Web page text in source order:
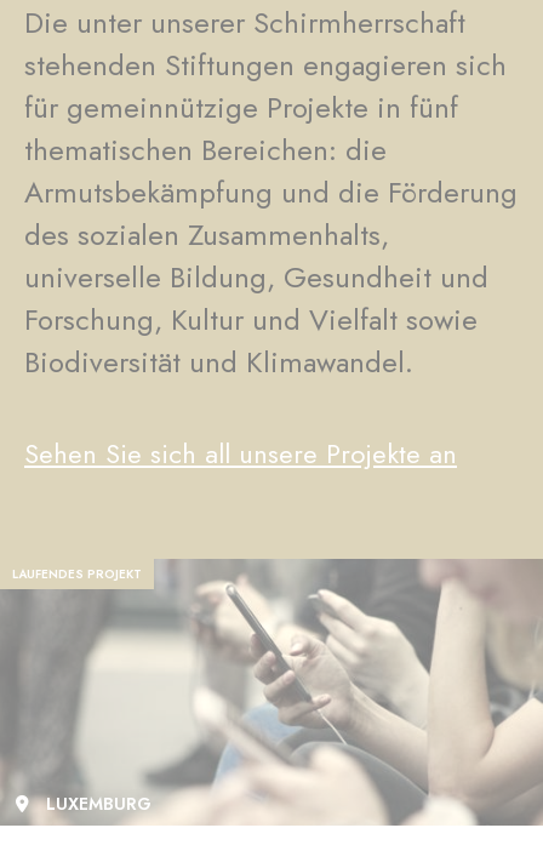
Die unter unserer Schirmherrschaft
stehenden Stiftungen engagieren sich
für gemeinnützige Projekte in fünf
thematischen Bereichen: die
Armutsbekämpfung und die Förderung
des sozialen Zusammenhalts,
universelle Bildung, Gesundheit und
Forschung, Kultur und Vielfalt sowie
Biodiversität und Klimawandel.
Sehen Sie sich all unsere Projekte an
LAUFENDES PROJEKT
LUXEMBURG